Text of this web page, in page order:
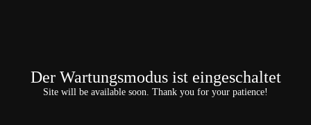
Der Wartungsmodus ist eingeschaltet
Site will be available soon. Thank you for your patience!